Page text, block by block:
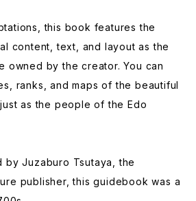
this book features the
content, text, and layout as the
owned by the creator. You can
ranks, and maps of the beautiful
as the people of the Edo
by Juzaburo Tsutaya, the
publisher, this guidebook was a